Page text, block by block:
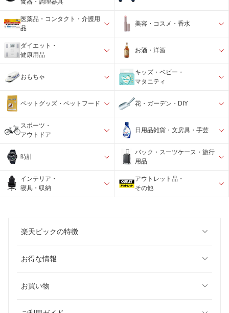
食器・調理器具
医薬品・コンタクト・介護用
品
美容・コスメ・香水
ダイエット・
健康用品
お酒・洋酒
おもちゃ
キッズ・ベビー・
マタニティ
ペットグッズ・ペットフード 花・ガーデン・DIY
スポーツ・
アウトドア
日用品雑貨・文房具・手芸
時計
バック・スーツケース・旅行
用品
インテリア・
寝具・収納
アウトレット品・
その他
楽天ビックの特徴
お得な情報
お買い物